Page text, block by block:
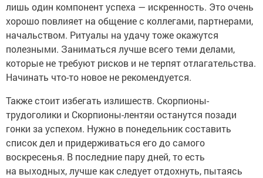
лишь один компонент успеха — искренность. Это очень
хорошо повлияет на общение с коллегами, партнерами,
начальством. Ритуалы на удачу тоже окажутся
полезными. Заниматься лучше всего теми делами,
которые не требуют рисков и не терпят отлагательства.
Начинать что-то новое не рекомендуется.
Также стоит избегать излишеств. Скорпионы-
трудоголики и Скорпионы-лентяи останутся позади
гонки за успехом. Нужно в понедельник составить
список дел и придерживаться его до самого
воскресенья. В последние пару дней, то есть
на выходных, лучше как следует отдохнуть, пытаясь